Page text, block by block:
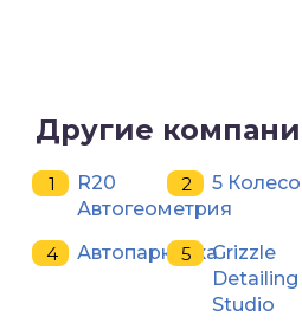
Другие
R20
Автогеометрия
5 Колесо
АвтопарковкаGrizzle
Detailing
Studio